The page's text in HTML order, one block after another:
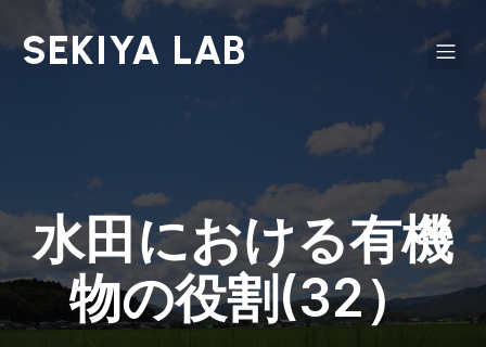
SEKIYA LAB
水田における有機
物の役割(32）